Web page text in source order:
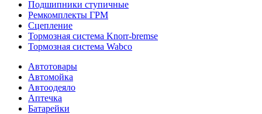
Подшипники ступичные
Ремкомплекты ГРМ
Сцепление
Тормозная система Knorr-bremse
Тормозная система Wabco
Автотовары
Автомойка
Автоодеяло
Аптечка
Батарейки